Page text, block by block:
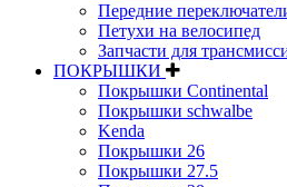
Передние
Петухи на велосипед
Запчасти для
ПОКРЫШКИ
Покрышки Continental
Покрышки schwalbe
Kenda
Покрышки 26
Покрышки 27.5